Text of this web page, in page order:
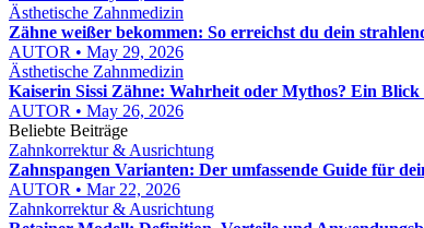
Ästhetische Zahnmedizin
Zähne weißer bekommen: So erreichst du dein
AUTOR • May 29, 2026
Ästhetische Zahnmedizin
Kaiserin Sissi Zähne: Wahrheit oder Mythos? Ein Blick
AUTOR • May 26, 2026
Beliebte Beiträge
Zahnkorrektur & Ausrichtung
Zahnspangen Varianten: Der umfassende Guide für
AUTOR • Mar 22, 2026
Zahnkorrektur & Ausrichtung